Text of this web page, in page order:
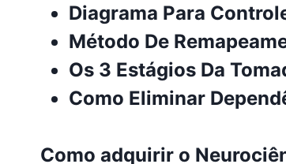
Diagrama Para
Método De
Os 3 Estágios Da
Como Eliminar
Como adquirir o